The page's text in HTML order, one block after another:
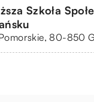
Szkoła
80-850